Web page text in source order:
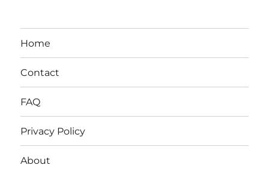
Home
Contact
FAQ
Privacy Policy
About